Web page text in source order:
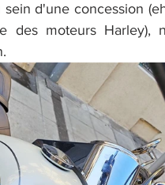
sein d'une concession
des moteurs